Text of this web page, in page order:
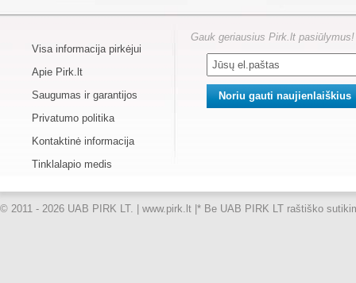
Visa informacija pirkėjui
Apie Pirk.lt
Saugumas ir garantijos
Privatumo politika
Kontaktinė informacija
Tinklalapio medis
Gauk geriausius Pirk.lt pasiūlymus!
© 2011 - 2026 UAB PIRK LT. | www.pirk.lt | * Be UAB PIRK LT raštiško